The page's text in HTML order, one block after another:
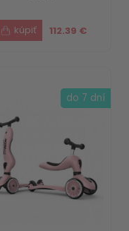
112.39 €
do 7 dní